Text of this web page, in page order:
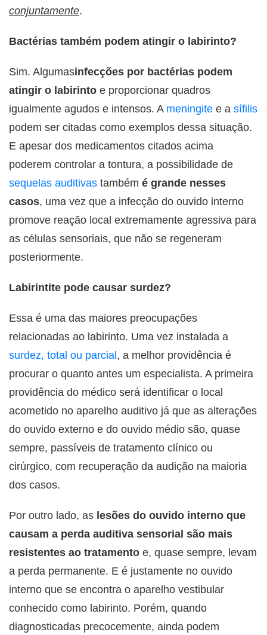
conjuntamente.
Bactérias também podem atingir o labirinto?
Sim. Algumasinfecções por bactérias podem
atingir o labirinto e proporcionar quadros
igualmente agudos e intensos. A meningite e a sífilis
podem ser citadas como exemplos dessa situação.
E apesar dos medicamentos citados acima
poderem controlar a tontura, a possibilidade de
sequelas auditivas também é grande nesses
casos, uma vez que a infecção do ouvido interno
promove reação local extremamente agressiva para
as células sensoriais, que não se regeneram
posteriormente.
Labirintite pode causar surdez?
Essa é uma das maiores preocupações
relacionadas ao labirinto. Uma vez instalada a
surdez, total ou parcial , a melhor providência é
procurar o quanto antes um especialista. A primeira
providência do médico será identificar o local
acometido no aparelho auditivo já que as alterações
do ouvido externo e do ouvido médio são, quase
sempre, passíveis de tratamento clínico ou
cirúrgico, com recuperação da audição na maioria
dos casos.
Por outro lado, as lesões do ouvido interno que
causam a perda auditiva sensorial são mais
resistentes ao tratamento e, quase sempre, levam
a perda permanente. E é justamente no ouvido
interno que se encontra o aparelho vestibular
conhecido como labirinto. Porém, quando
diagnosticadas precocemente, ainda podem